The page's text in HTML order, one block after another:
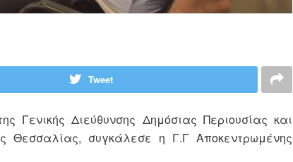
Tweet
Διεύθυνσης Δημόσιας Περιουσίας και
Θεσσαλίας, συγκάλεσε η Γ.Γ Αποκεντρωμένης